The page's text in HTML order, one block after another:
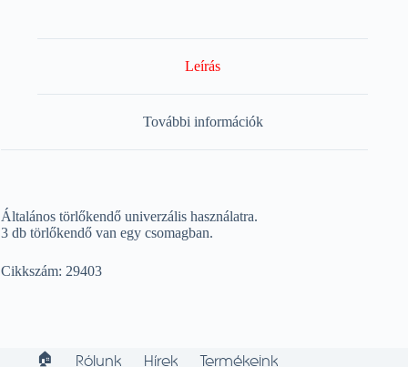
Leírás
További információk
Általános törlőkendő univerzális használatra.
3 db törlőkendő van egy csomagban.
Cikkszám: 29403
🏠︎ Rólunk Hírek Termékeink